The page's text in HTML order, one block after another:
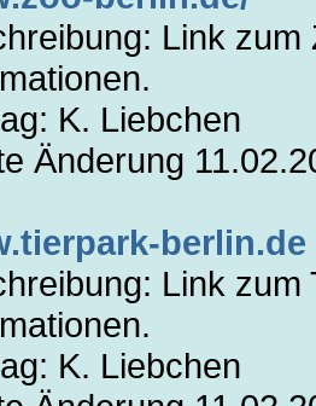
Link
K. Liebchen
Änderung
berlin.de
Link
K. Liebchen